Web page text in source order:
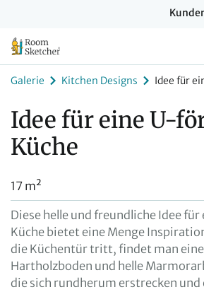
Galerie Kitchen Designs Idee für
Idee für eine U-
Küche
17 m²
Diese helle und freundliche Idee
Küche bietet eine Menge
die Küchentür tritt, findet man
Hartholzboden und helle
die sich rundherum erstrecken